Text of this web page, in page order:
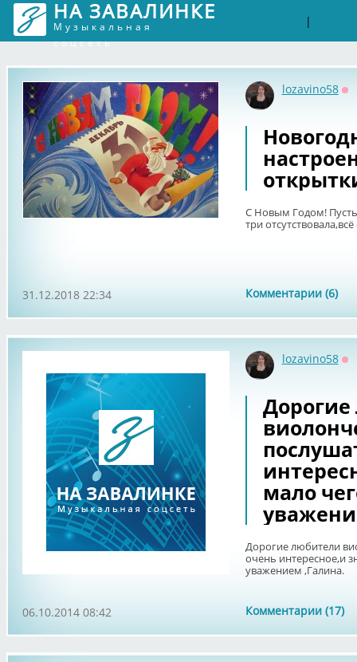
НА ЗАВАЛИНКЕ
Музыкальная
соцсеть
|
lozavino58
С Новым Годом! Пусть
три
Комментарии (6)
31.12.2018 22:34
lozavino58
мало
Дорогие любители
очень интересное,и
уважением ,Галина.
Комментарии (17)
06.10.2014 08:42